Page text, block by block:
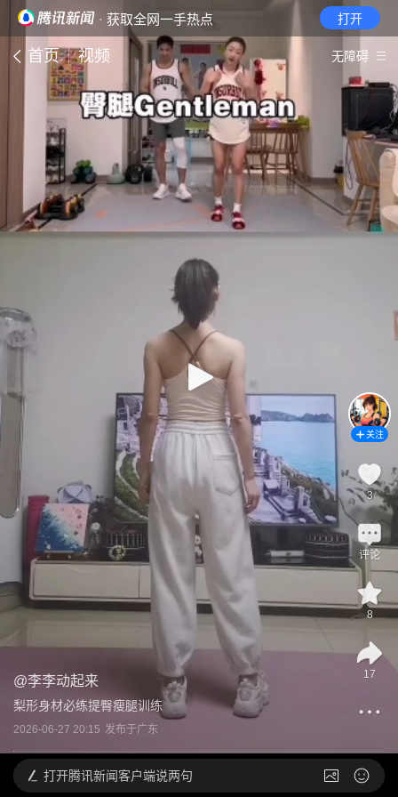
· 获取全网一手热点 打开
首页 视频 无障碍
@李李动起来
梨形身材必练提臀瘦腿训练
2026-06-27 20:15 发布于广东
关注
3
评论
8
17
打开腾讯新闻客户端说两句